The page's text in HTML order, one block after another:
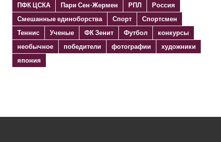
ПФК ЦСКА
Пари Сен-Жермен РПЛ
Россия
Смешанные единоборства
Спорт
Спортсмен
Теннис
Ученые ФК Зенит Футбол
конкурсы
необычное
победители фотографии
художники
япония